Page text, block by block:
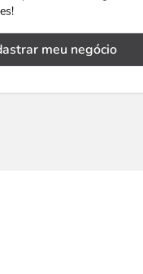
meu negócio